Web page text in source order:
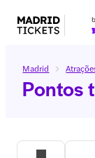
Madrid
Pontos